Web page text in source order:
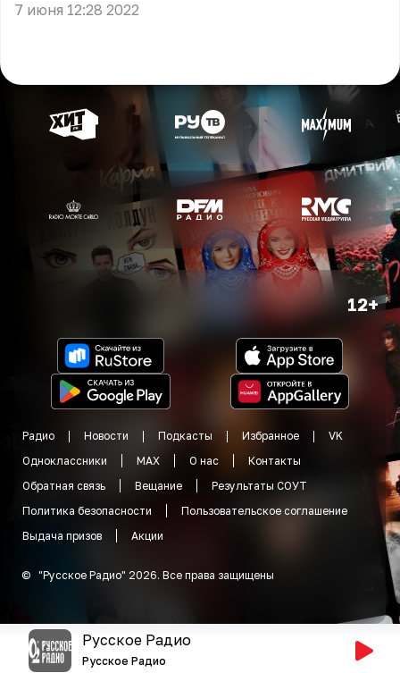
7 июня 12:28 2022
12+
Радио Новости Подкасты Избранное
VK
Одноклассники
MAX О нас
Контакты
Обратная связь
Вещание
Результаты СОУТ
Политика безопасности
Пользовательское соглашение
Выдача призов
Акции
© "Русское Радио" 2026. Все права защищены
Русское Радио
Русское Радио